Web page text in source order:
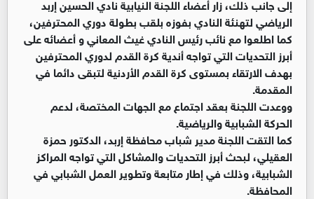
إلى جانب ذلك، زار أعضاء اللجنة النيابية نادي الحسين إربد
الرياضي لتهنئة النادي بفوزه بلقب بطولة دوري المحترفين،
كما اطلعوا مع نائب رئيس النادي غيث المعاني و أعضائه على
أبرز التحديات التي تواجه أندية كرة القدم لدوري المحترفين
بهدف الارتقاء بمستوى كرة القدم الأردنية لتبقى دائما في
المقدمة.
ووعدت اللجنة بعقد اجتماع مع الجهات المختصة، لدعم
الحركة الشبابية والرياضية.
كما التقت اللجنة مدير شباب محافظة إربد، الدكتور حمزة
العقيلي، لبحث أبرز التحديات والمشاكل التي تواجه المراكز
الشبابية، وذلك في إطار متابعة وتطوير العمل الشبابي في
المحافظة.